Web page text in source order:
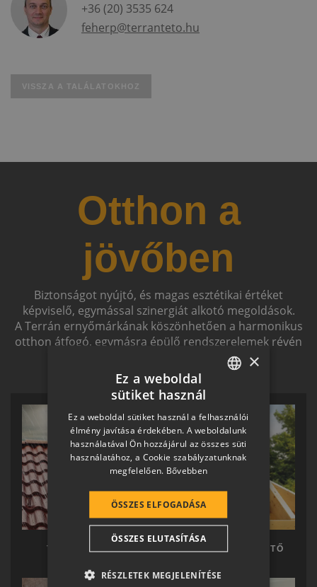
+36 (20) 3535 624
feherp@terranteto.hu
VISSZA A TALÁLATOKHOZ
Otthon a
jövőben
Biztonságot nyújtó, és magas esztétikai értéket
képviselő, egymással szinergiát alkotó megoldások.
A Terrán ernyőmárkának köszönhetően a harmonikus
otthon átfogó, egymásra épülő rendszerelemek révén
TERRÁN TETŐ TERRÁN KÉSZTETŐ
HUNGARIAN
SLOVAK
GERMAN
ROMANIAN
CROATIAN
SR
RO-HU
×
Ez a weboldal
sütiket használ
Ez a weboldal sütiket használ a felhasználói
élmény javítása érdekében. A weboldalunk
használatával Ön hozzájárul az összes süti
használatához, a Cookie szabályzatunknak
megfelelően. Bővebben
ÖSSZES ELFOGADÁSA
ÖSSZES ELUTASÍTÁSA
RÉSZLETEK MEGJELENÍTÉSE